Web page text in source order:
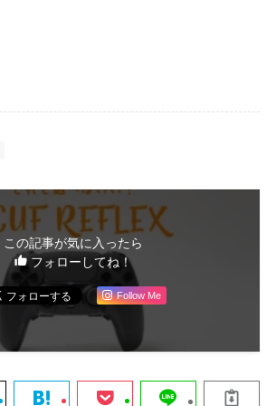
この記事が気に入ったら
フォローしてね！
Follow Me